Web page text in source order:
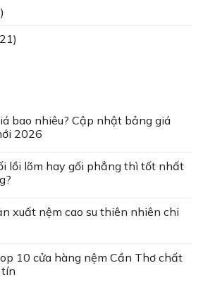
bao nhiêu? Cập nhật bảng giá
2026
lồi lõm hay gối phẳng thì tốt nhất
xuất nệm cao su thiên nhiên chi
10 cửa hàng nệm Cần Thơ chất
tín